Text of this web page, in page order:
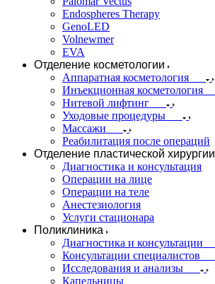
Endospheres Therapy
GenoLED
Volnewmer
EVA
Отделение косметологии
Аппаратная косметология
Инъекционная косметология
Нитевой лифтинг
Уходовые процедуры
Массажи
Реабилитация после операций
Отделение пластической хирургии
Диагностика и консультация
Операции на лице
Операции на теле
Анестезиология
Услуги стационара
Поликлиника
Диагностика и консультации
Консультации специалистов
Исследования и анализы
Капельницы